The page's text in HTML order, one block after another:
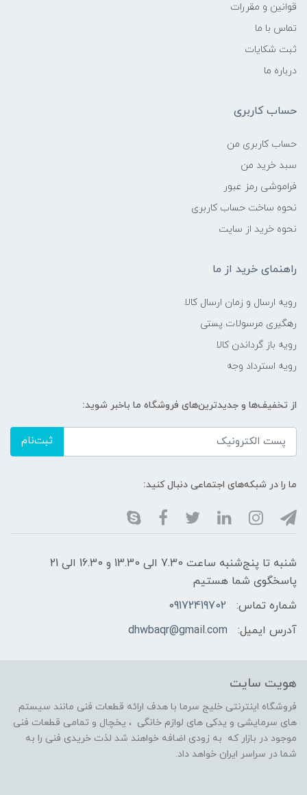
قوانین و مقررات
تماس با ما
ثبت شکایات
درباره ما
حساب کاربری
حساب کاربری من
سبد خرید من
فراموشی رمز عبور
نحوه ساخت حساب کاربری
نحوه خرید از سایت
راهنمای خرید از ما
رویه ارسال و زمان ارسال کالا
رهگیری مرسولات پستی
رویه باز گرداندن کالا
رویه استرداد وجه
از تخفیف‌ها و جدیدترین‌های فروشگاه ما باخبر شوید:
ثبت‌نام
ما را در شبکه‌های اجتماعی دنبال کنید:
شنبه تا پنج‌شنبه ساعت 7.30 الی 13.30 و 16.30 الی 21
پاسخگوی شما هستیم
شماره تماس:
09172419702
آدرس ایمیل:
dhwbaqr@gmail.com
هویت سایت
فروشگاه اینترنتی خلیج سرما با هدف ارائه قطعات فنی مانند سیستم
های سرمایشی و یدکی های لوازم خانگی ، یخچال و تمامی قطعات فنی
موجود در بازار که به زودی اضافه خواهند شد لذت خریدی فنی را به
شما در سراسر ایران خواهد داد.